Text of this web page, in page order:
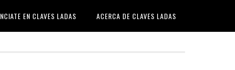
EN CLAVES LADAS ACERCA DE CLAVES LADAS